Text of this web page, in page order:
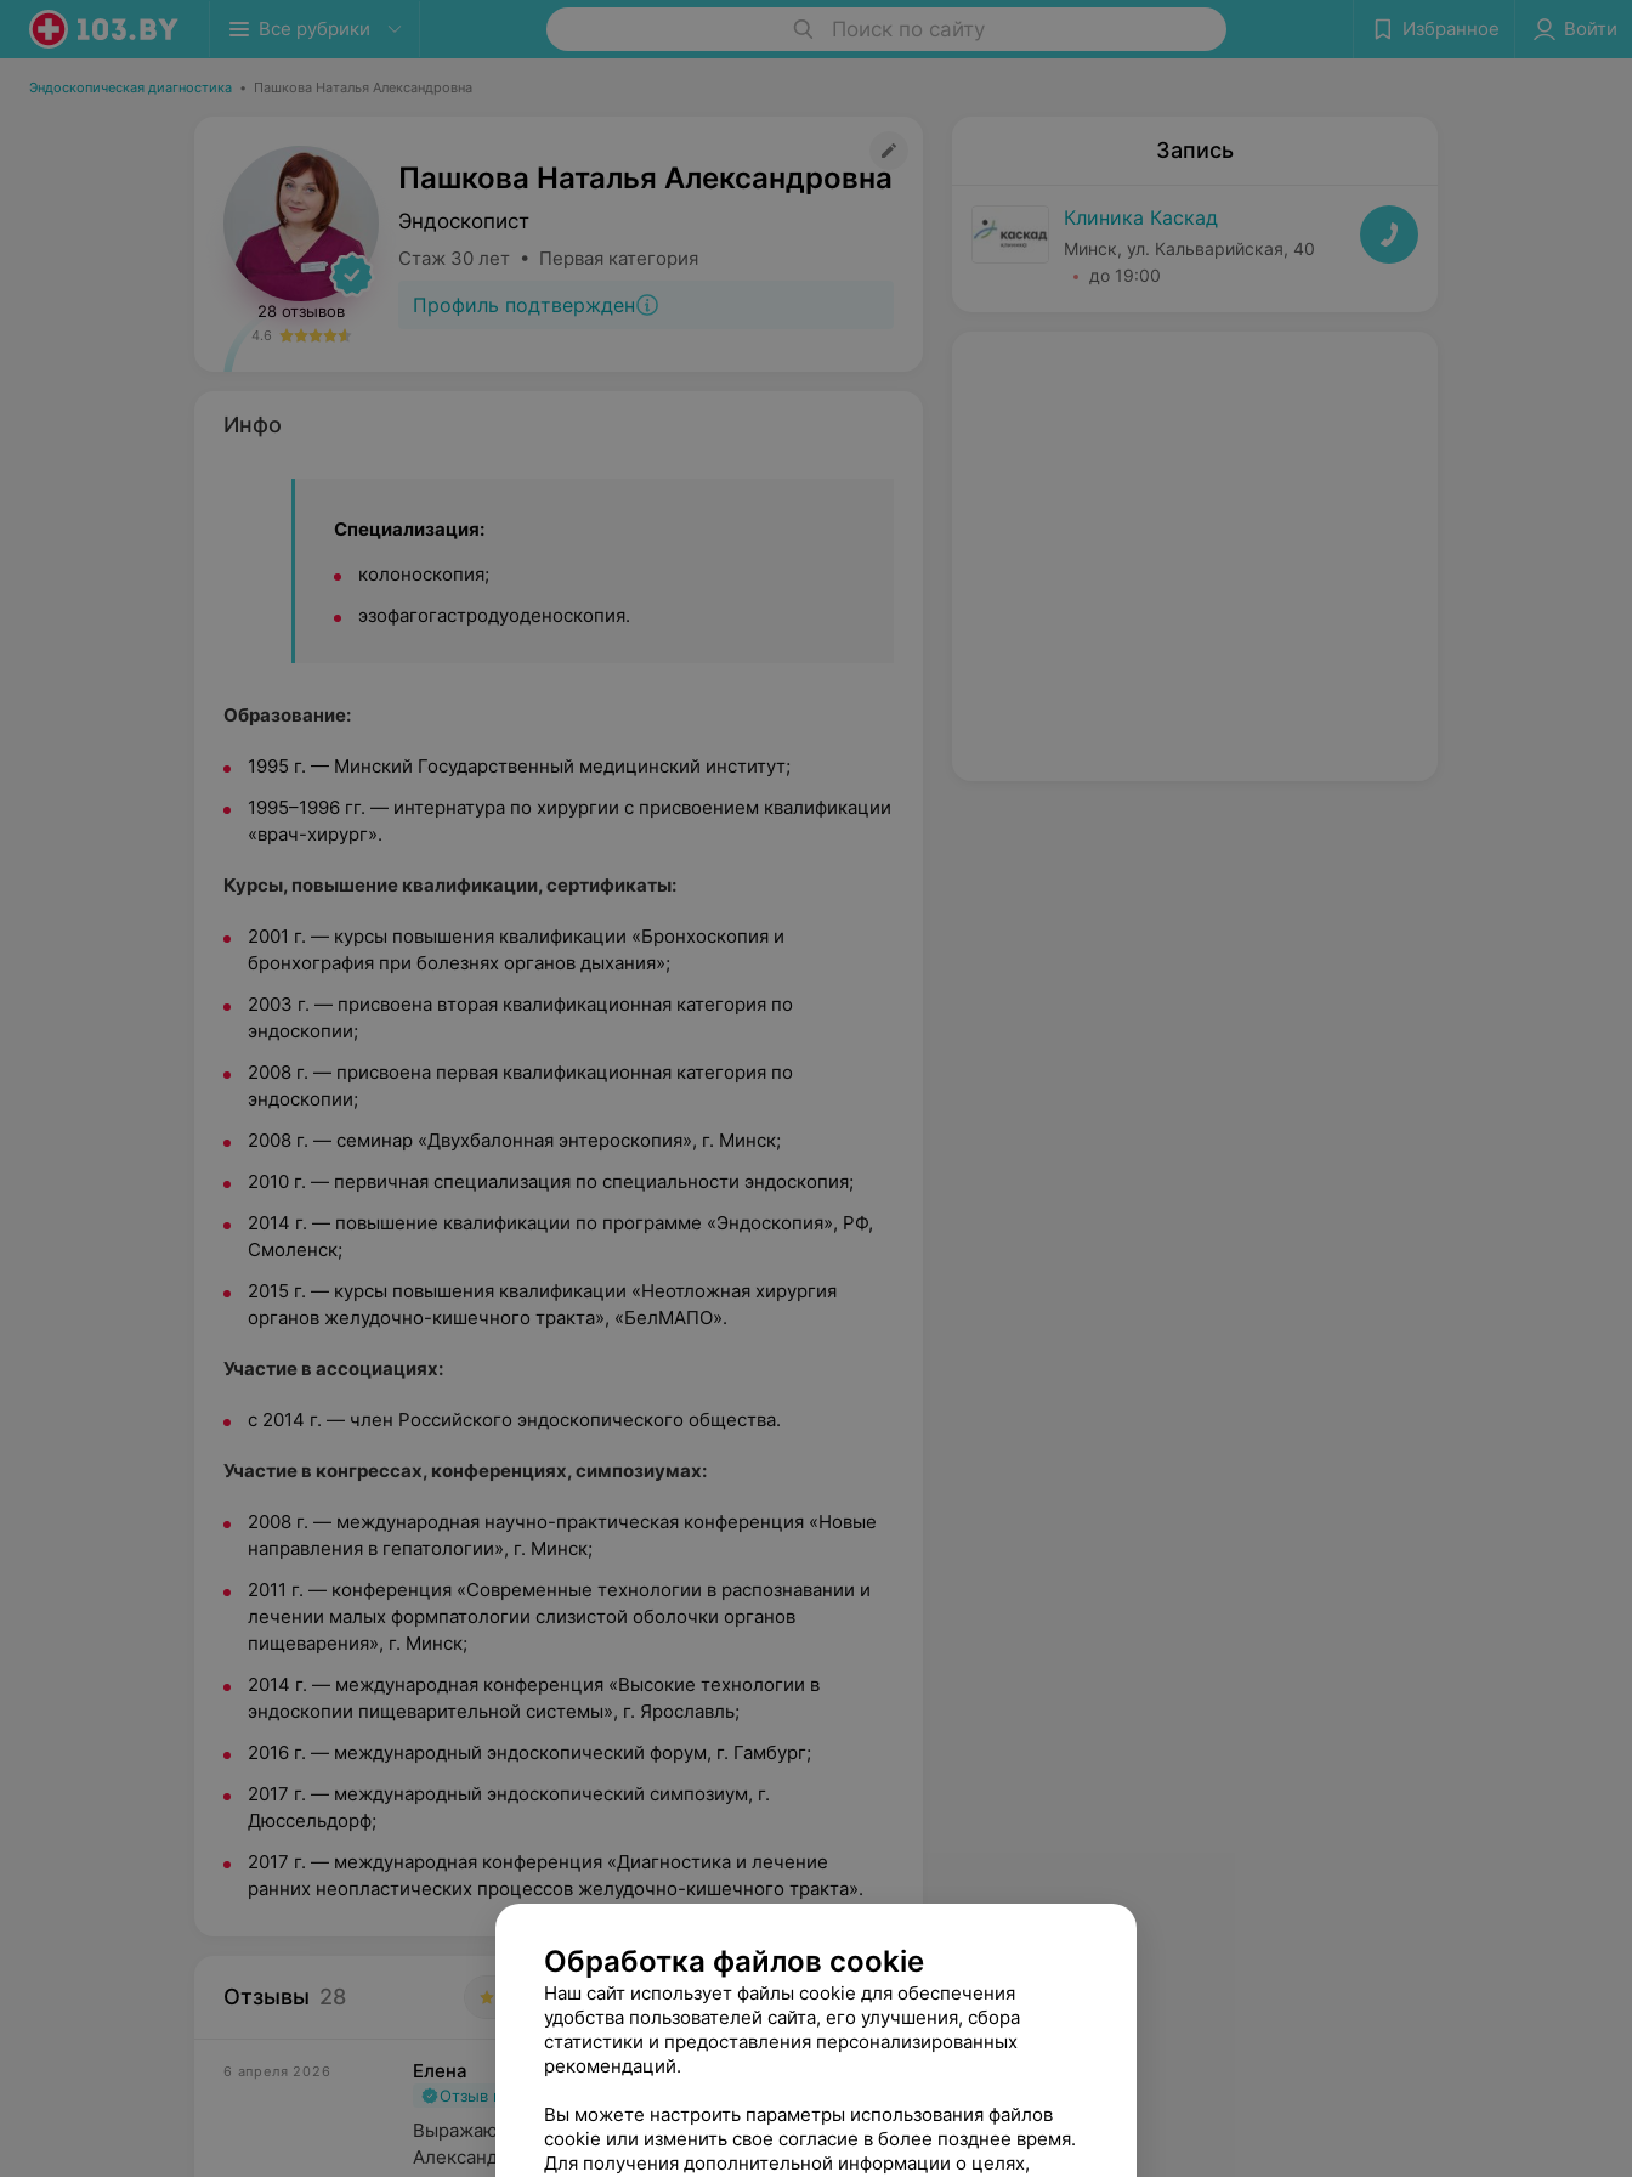
Все рубрики Поиск по сайту Избранное Войти
Эндоскопическая диагностика • Пашкова Наталья Александровна
28 отзывов
4.6
Пашкова Наталья Александровна
Эндоскопист
Стаж 30 лет • Первая категория
Профиль подтвержден
Инфо
Специализация:
колоноскопия;
эзофагогастродуоденоскопия.
Образование:
1995 г. — Минский Государственный медицинский институт;
1995–1996 гг. — интернатура по хирургии с присвоением квалификации
«врач-хирург».
Курсы, повышение квалификации, сертификаты:
2001 г. — курсы повышения квалификации «Бронхоскопия и
бронхография при болезнях органов дыхания»;
2003 г. — присвоена вторая квалификационная категория по
эндоскопии;
2008 г. — присвоена первая квалификационная категория по
эндоскопии;
2008 г. — семинар «Двухбалонная энтероскопия», г. Минск;
2010 г. — первичная специализация по специальности эндоскопия;
2014 г. — повышение квалификации по программе «Эндоскопия», РФ,
Смоленск;
2015 г. — курсы повышения квалификации «Неотложная хирургия
органов желудочно-кишечного тракта», «БелМАПО».
Участие в ассоциациях:
с 2014 г. — член Российского эндоскопического общества.
Участие в конгрессах, конференциях, симпозиумах:
2008 г. — международная научно-практическая конференция «Новые
направления в гепатологии», г. Минск;
2011 г. — конференция «Современные технологии в распознавании и
лечении малых формпатологии слизистой оболочки органов
пищеварения», г. Минск;
2014 г. — международная конференция «Высокие технологии в
эндоскопии пищеварительной системы», г. Ярославль;
2016 г. — международный эндоскопический форум, г. Гамбург;
2017 г. — международный эндоскопический симпозиум, г.
Дюссельдорф;
2017 г. — международная конференция «Диагностика и лечение
ранних неопластических процессов желудочно-кишечного тракта».
Отзывы 28 Клиника Каскад, ул. Кальварийская, 40
6 апреля 2026 Елена
Отзыв подтвержден
Выражаю огромную благодарность Пашковой Наталье
Александровна и всей команде специалистов за
Запись
Клиника Каскад
Минск, ул. Кальварийская, 40
до 19:00
Обработка файлов cookie
Наш сайт использует файлы cookie для обеспечения
удобства пользователей сайта, его улучшения, сбора
статистики и предоставления персонализированных
рекомендаций.
Вы можете настроить параметры использования файлов
cookie или изменить свое согласие в более позднее время.
Для получения дополнительной информации о целях,